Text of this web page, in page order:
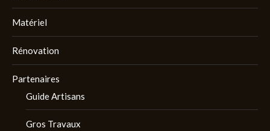
Matériel
Rénovation
Partenaires
Guide Artisans
Gros Travaux